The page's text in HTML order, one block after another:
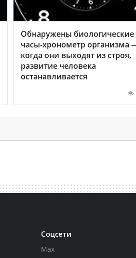
Обнаружены биологические
часы-хронометр организма
когда они выходят из строя,
развитие человека
останавливается
Соцсети
Max